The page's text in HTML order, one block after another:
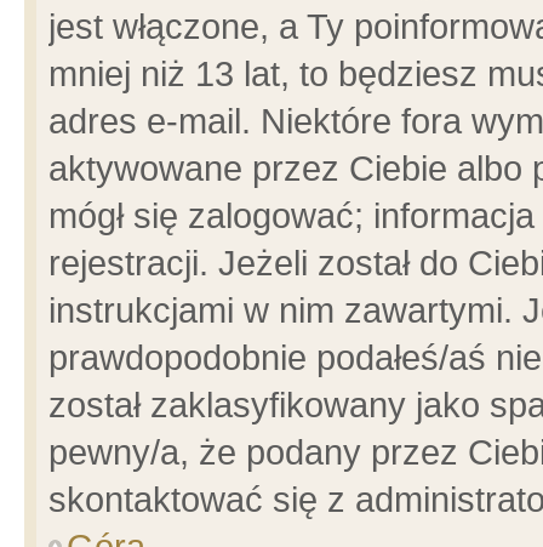
jest włączone, a Ty
mniej niż 13 lat, to będziesz
adres e-mail. Niektóre fora
aktywowane przez Ciebie albo
mógł się zalogować;
rejestracji. Jeżeli został do
instrukcjami w nim zawartymi.
prawdopodobnie podałeś/aś
został zaklasyfikowany jako
pewny/a, że podany przez
skontaktować się z